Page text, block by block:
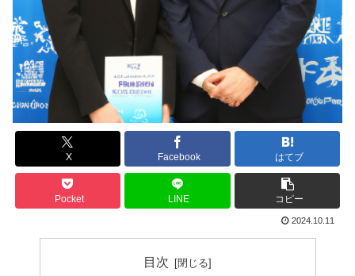
X Facebook はてブ
Pocket LINE コピー
2024.10.11
目次